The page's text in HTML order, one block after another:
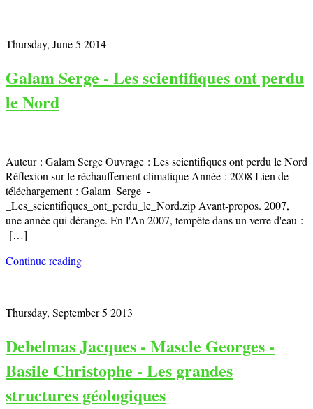
Thursday, June 5 2014
Galam Serge - Les scientifiques ont perdu
le Nord
Auteur : Galam Serge Ouvrage : Les scientifiques ont perdu le Nord
Réflexion sur le réchauffement climatique Année : 2008 Lien de
téléchargement : Galam_Serge_-
_Les_scientifiques_ont_perdu_le_Nord.zip Avant-propos. 2007,
une année qui dérange. En l'An 2007, tempête dans un verre d'eau :
[…]
Continue reading
Thursday, September 5 2013
Debelmas Jacques - Mascle Georges -
Basile Christophe - Les grandes
structures géologiques